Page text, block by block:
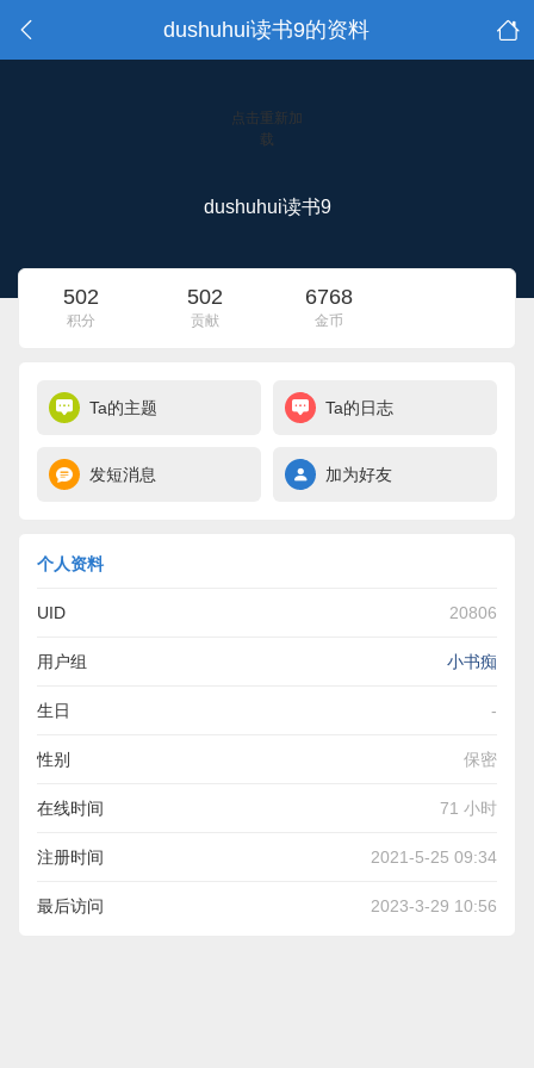
dushuhui读书9的资料
点击重新加
载
dushuhui读书9
502
积分
502
贡献
6768
金币
Ta的主题 Ta的日志
发短消息 加为好友
个人资料
UID 20806
用户组 小书痴
生日 -
性别 保密
在线时间 71 小时
注册时间 2021-5-25 09:34
最后访问 2023-3-29 10:56